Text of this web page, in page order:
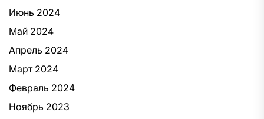
Июнь 2024
Май 2024
Апрель 2024
Март 2024
Февраль 2024
Ноябрь 2023